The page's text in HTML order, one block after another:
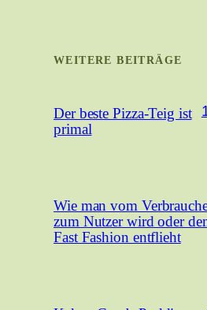
WEITERE BEITRÄGE
Der beste Pizza-Teig ist
primal
Wie man vom
zum Nutzer wird oder
Fast Fashion entflieht